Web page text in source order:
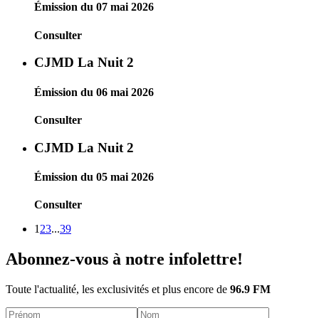
Émission du 07 mai 2026
Consulter
CJMD La Nuit 2
Émission du 06 mai 2026
Consulter
CJMD La Nuit 2
Émission du 05 mai 2026
Consulter
1 23...39
Abonnez-vous à notre infolettre!
Toute l'actualité, les exclusivités et plus encore de 96.9 FM